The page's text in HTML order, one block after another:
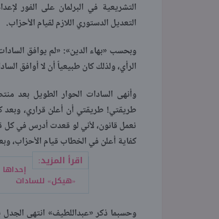
التشريعية في البرلمان على الفور
التعديل الدستوري اللازم لقيام الأحزاب.
وبحسب «بهاء الدين»: «لم يوافق
الرأي، ولذلك كان طبيعياً أن لا أوافق
وأنهى السادات الحوار الطويل بعد
طريقتي! طريقتي أن أعلن قراري، وبعد
نعمل قانون، لأني لو قعدت أدرس في
كفاية أعلن في الخطاب قيام الأحزاب،
اقرأ المزيد:
«هيكل» للسادات
وحسبما ذكر «عبداللطيف» انتهى الجدل